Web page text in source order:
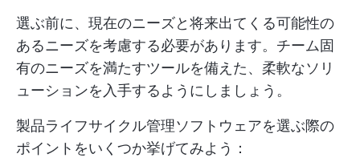
選ぶ前に、現在のニーズと将来出てくる可能性の
あるニーズを考慮する必要があります。チーム固
有のニーズを満たすツールを備えた、柔軟なソリ
ューションを入手するようにしましょう。
製品ライフサイクル管理ソフトウェアを選ぶ際の
ポイントをいくつか挙げてみよう：